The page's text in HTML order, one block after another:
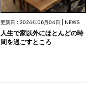
更新日 : 2024年06月04日 | NEWS
人生で家以外にほとんどの時
間を過ごすところ